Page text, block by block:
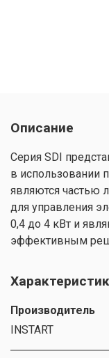
Описание
Серия SDI
в использовании
являются частью
для управления
0,4 до 4 кВт и
эффективным
Производитель
INSTART